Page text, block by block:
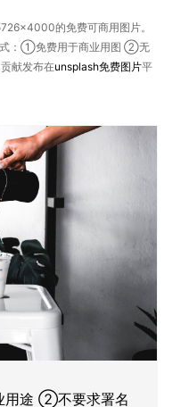
的免费可商用图片。
式：①免费用于商业用图 ②无
献发布在unsplash免费图片平
用途 ②不要求署名